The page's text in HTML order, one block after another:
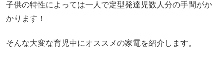
子供の特性によっては一人で定型発達児数人分の手間がか
かります！
そんな大変な育児中にオススメの家電を紹介します。